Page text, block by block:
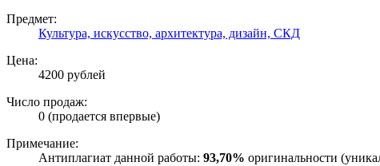
Предмет:
Культура, искусство, архитектура, дизайн, СКД
Цена:
4200 рублей
Число продаж:
0 (продается впервые)
Примечание:
Антиплагиат данной работы: 93,70% оригинальности